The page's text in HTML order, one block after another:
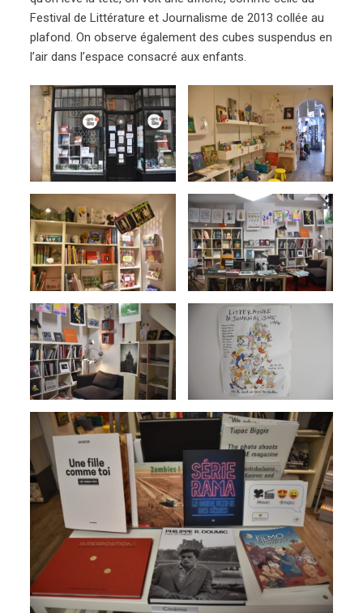
Festival de Littérature et Journalisme de 2013 collée au
plafond. On observe également des cubes suspendus en
l’air dans l’espace consacré aux enfants.